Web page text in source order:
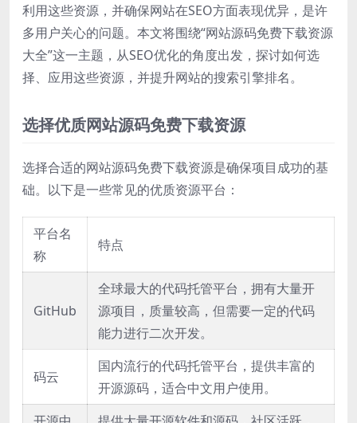
利用这些资源，并确保网站在SEO方面表现优异，是许
多用户关心的问题。本文将围绕“网站源码免费下载资源
大全”这一主题，从SEO优化的角度出发，探讨如何选
择、应用这些资源，并提升网站的搜索引擎排名。
选择优质网站源码免费下载资源
选择合适的网站源码免费下载资源是确保项目成功的基
础。以下是一些常见的优质资源平台：
平台名
称
特点
GitHub
全球最大的代码托管平台，拥有大量开
源项目，质量较高，但需要一定的代码
能力进行二次开发。
码云
国内流行的代码托管平台，提供丰富的
开源源码，适合中文用户使用。